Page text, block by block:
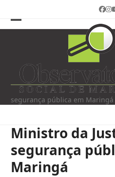
Open
menu
Close
menu
segurança pública em Maringá
Ministro da
segurança
Maringá